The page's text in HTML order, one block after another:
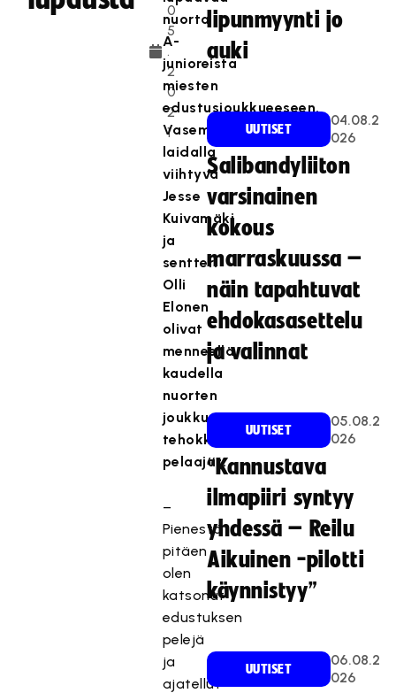
0
5
.
2
0
2
1
nuorta
A-
junioreista
miesten
edustusjoukkueeseen.
Vasemmalla
laidalla
viihtyvä
Jesse
Kuivamäki
ja
sentteri
Olli
Elonen
olivat
menneellä
kaudella
nuorten
joukkueen
tehokkaimmat
pelaajat.
–
Pienestä
pitäen
olen
katsonut
edustuksen
pelejä
ja
ajatellut
lipunmyynti jo
auki
UUTISET
04.08.2
026
Salibandyliiton
varsinainen
kokous
marraskuussa –
näin tapahtuvat
ehdokasasettelu
ja valinnat
UUTISET
05.08.2
026
“Kannustava
ilmapiiri syntyy
yhdessä – Reilu
Aikuinen -pilotti
käynnistyy”
UUTISET
06.08.2
026